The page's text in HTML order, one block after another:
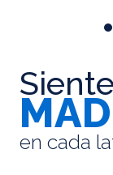
en cada